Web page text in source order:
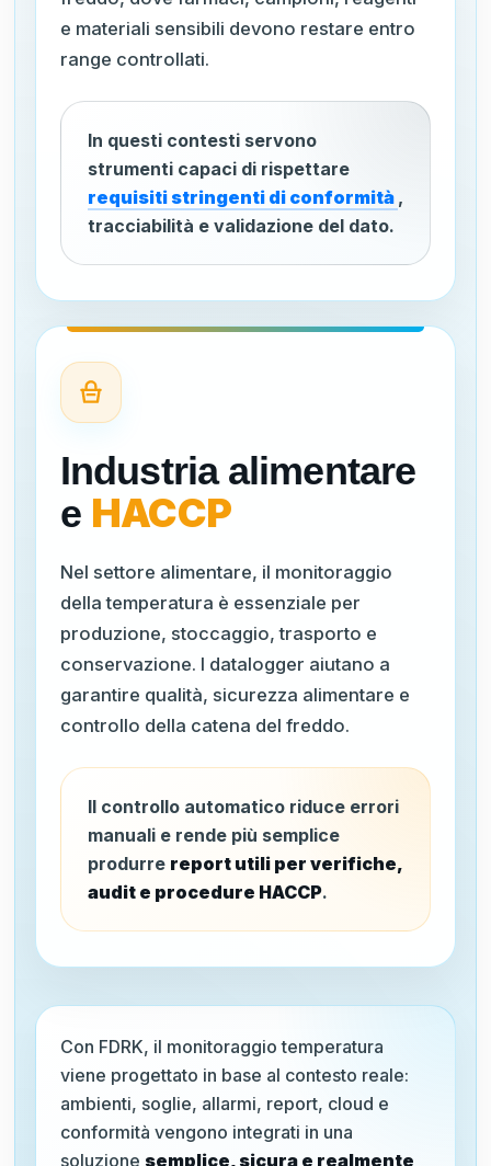
e materiali sensibili devono restare entro
range controllati.
In questi contesti servono
strumenti capaci di rispettare
requisiti stringenti di conformità ,
tracciabilità e validazione del dato.
Industria alimentare
e HACCP
Nel settore alimentare, il monitoraggio
della temperatura è essenziale per
produzione, stoccaggio, trasporto e
conservazione. I datalogger aiutano a
garantire qualità, sicurezza alimentare e
controllo della catena del freddo.
Il controllo automatico riduce errori
manuali e rende più semplice
produrre report utili per verifiche,
audit e procedure HACCP.
Con FDRK, il monitoraggio temperatura
viene progettato in base al contesto reale:
ambienti, soglie, allarmi, report, cloud e
conformità vengono integrati in una
soluzione semplice, sicura e realmente